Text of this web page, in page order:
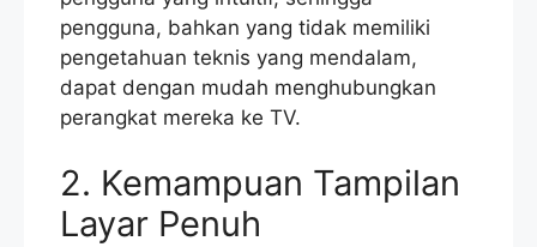
pengguna, bahkan yang tidak memiliki
pengetahuan teknis yang mendalam,
dapat dengan mudah menghubungkan
perangkat mereka ke TV.
2. Kemampuan Tampilan
Layar Penuh